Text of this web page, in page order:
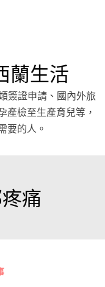
蘭生活
簽證申請、國內外旅
產檢至生產育兒等，
要的人。
痛